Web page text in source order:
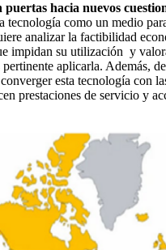
puertas hacia nuevos
tecnología como un medio
analizar la factibilidad
impidan su utilización y
aplicarla. Además,
esta tecnología con
prestaciones de servicio y